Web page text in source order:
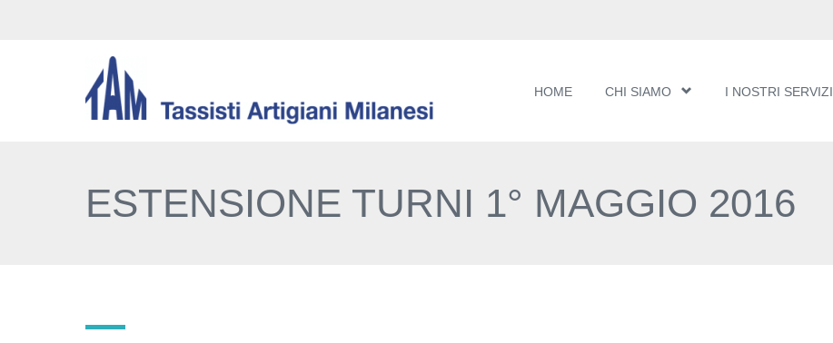
HOME CHI SIAMO I NOSTRI SERVIZI
ESTENSIONE TURNI 1° MAGGIO 2016